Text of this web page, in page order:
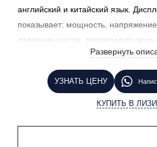
английский и китайский язык.
показывает: мощность, напряжение,
давление масла, температуру
высоком
фазах потерь, низком давлении
температуре воды.Дизельная
это качественный продукт,
Развернуть
УЗНАТЬ ЦЕНУ
КУПИТЬ В